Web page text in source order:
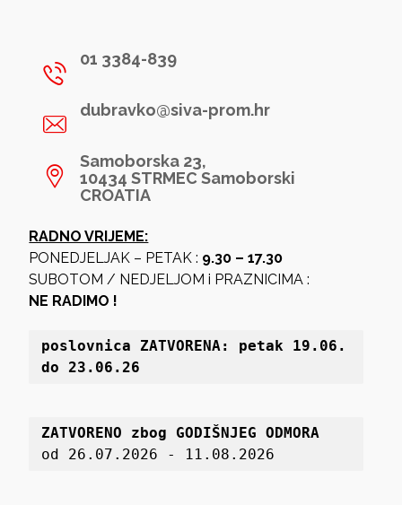
01 3384-839
dubravko@siva-prom.hr
Samoborska 23,
10434 STRMEC Samoborski
CROATIA
RADNO VRIJEME:
PONEDJELJAK – PETAK : 9.30 – 17.30
SUBOTOM / NEDJELJOM i PRAZNICIMA :
NE RADIMO !
poslovnica ZATVORENA: petak 19 .06.
do 23.06.26
ZATVORENO zbog GODIŠNJEG ODMORA
od 26.07.2026 - 11.08.2026